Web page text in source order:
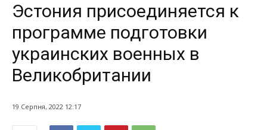
Эстония присоединяется к
программе подготовки
украинских военных в
Великобритании
19 Серпня, 2022 12:17